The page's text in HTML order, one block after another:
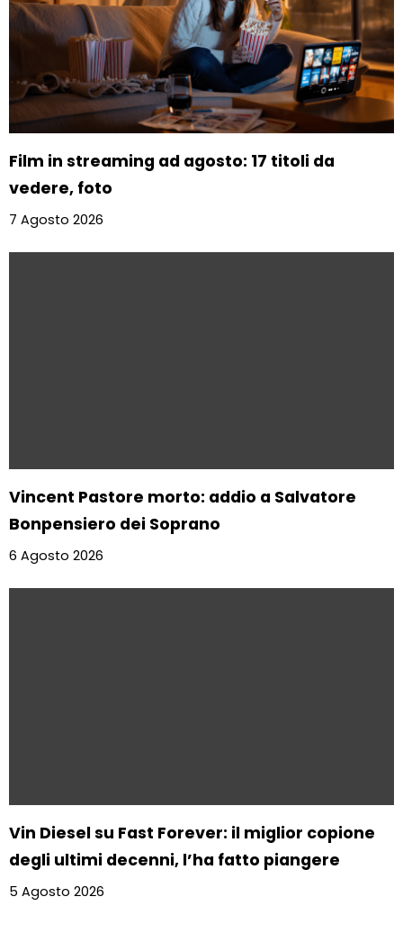
Film in streaming ad agosto: 17 titoli da
vedere, foto
7 Agosto 2026
Vincent Pastore morto: addio a Salvatore
Bonpensiero dei Soprano
6 Agosto 2026
Vin Diesel su Fast Forever: il miglior copione
degli ultimi decenni, l’ha fatto piangere
5 Agosto 2026